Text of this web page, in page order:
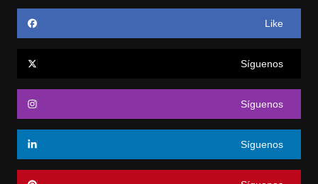
Like
Síguenos
Síguenos
Síguenos